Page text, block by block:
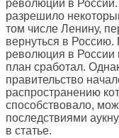
революции в
разрешило
том числе Ленину,
вернуться в Россию.
революция в России
план сработал.
правительство
распространению
способствовало,
последствиями
в статье.